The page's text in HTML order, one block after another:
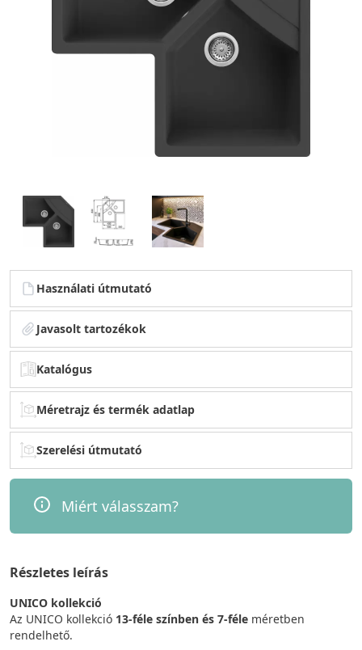
Használati útmutató
Javasolt tartozékok
Katalógus
Méretrajz és termék adatlap
Szerelési útmutató
Miért válasszam?
Részletes leírás
UNICO kollekció
Az UNICO kollekció 13-féle színben és 7-féle méretben
rendelhető.